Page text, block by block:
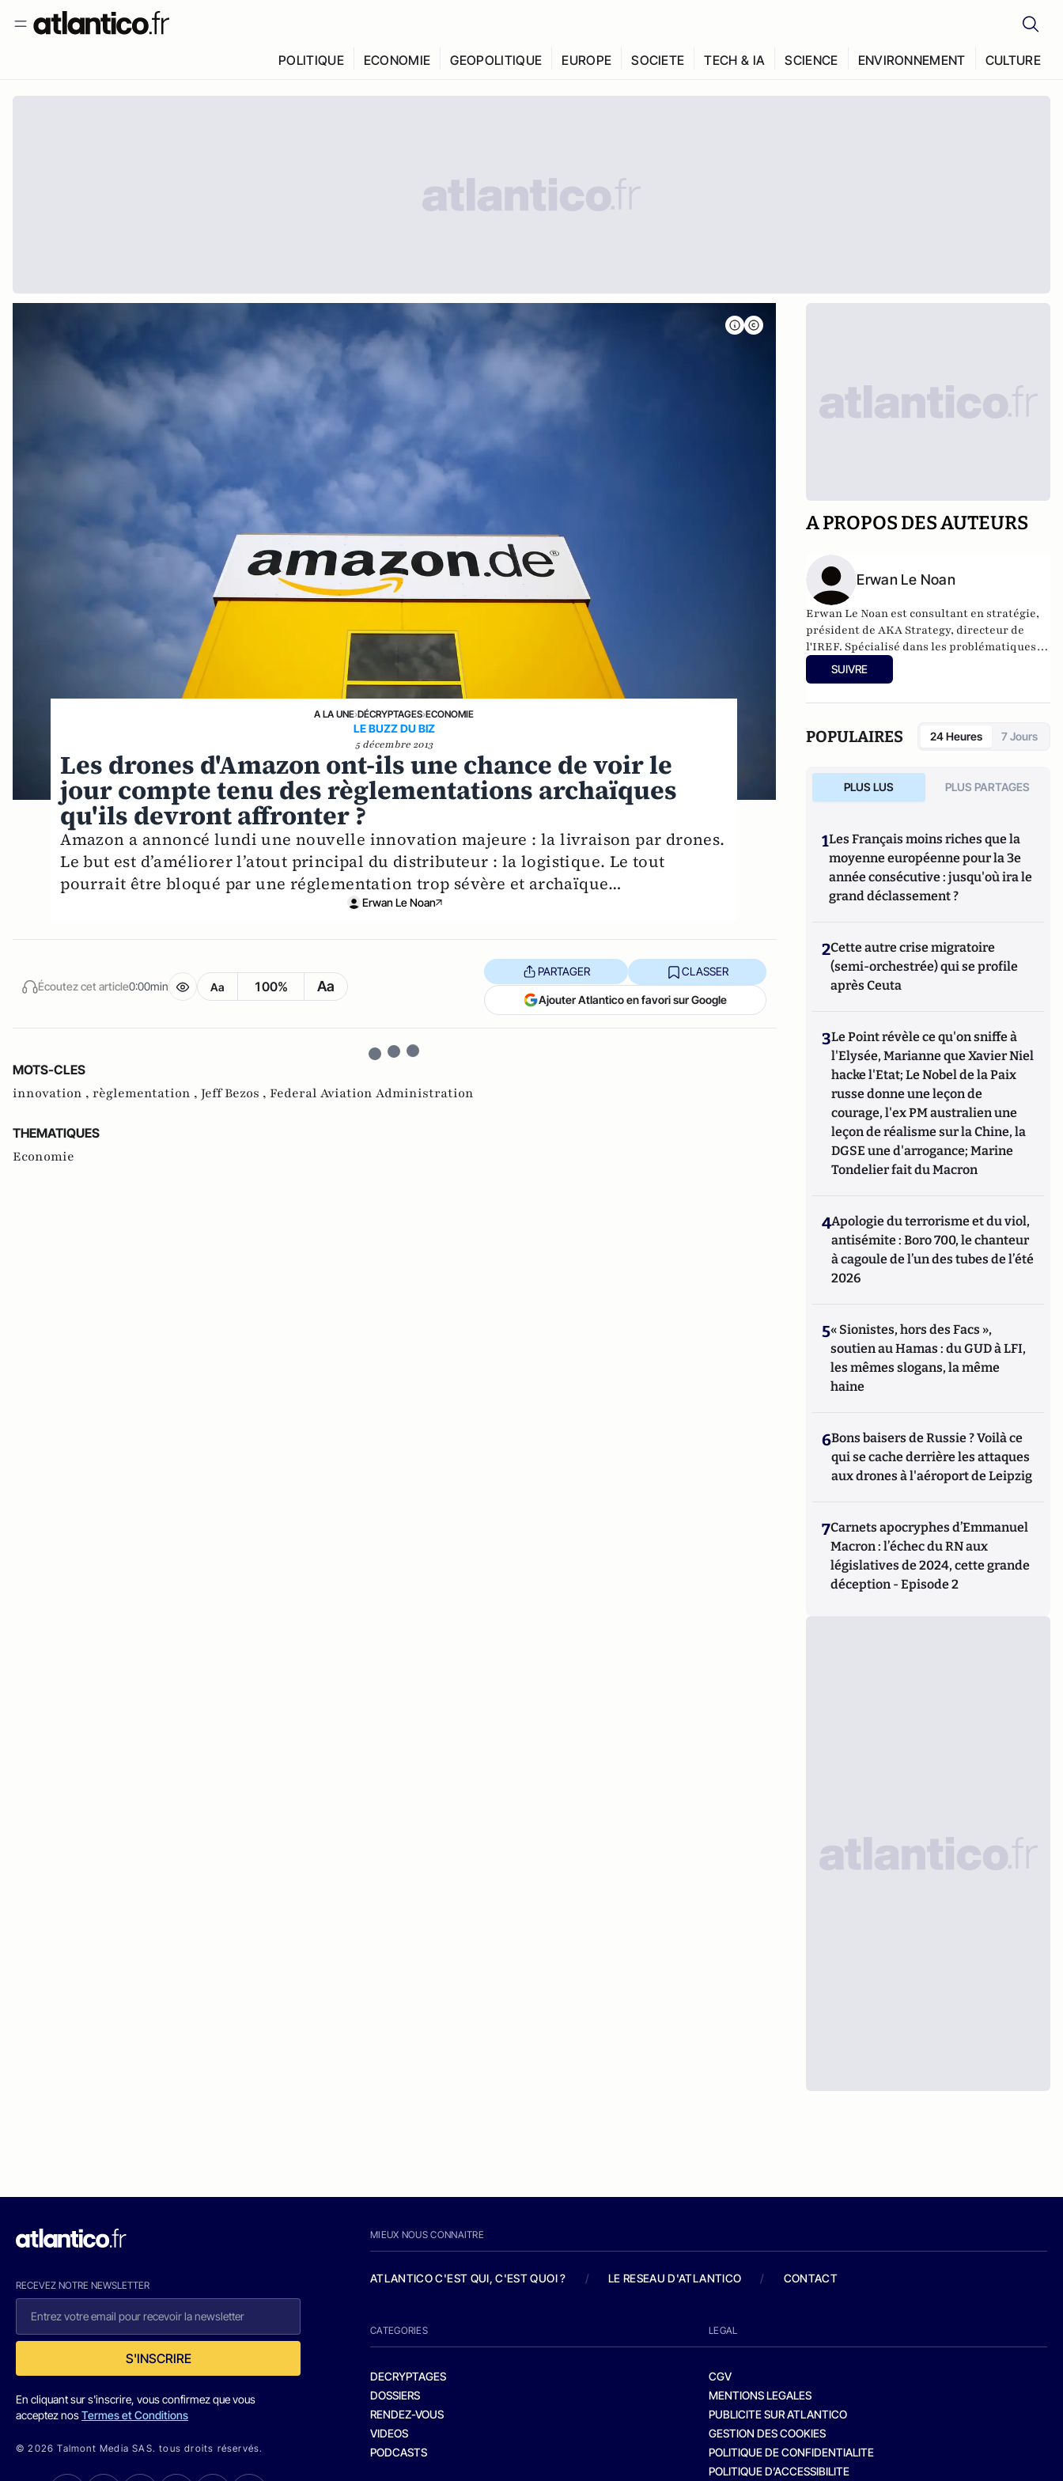
POLITIQUE ECONOMIE GEOPOLITIQUE EUROPE SOCIETE TECH & IA SCIENCE ENVIRONNEMENT CULTURE
A LA UNE›DÉCRYPTAGES›ECONOMIE
LE BUZZ DU BIZ
5 décembre 2013
Les drones d'Amazon ont-ils une chance de voir le
jour compte tenu des règlementations archaïques
qu'ils devront affronter ?
Amazon a annoncé lundi une nouvelle innovation majeure : la livraison par drones.
Le but est d’améliorer l’atout principal du distributeur : la logistique. Le tout
pourrait être bloqué par une réglementation trop sévère et archaïque…
Erwan Le Noan
Écoutez cet article0:00min Aa 100% Aa
PARTAGER CLASSER
Ajouter Atlantico en favori sur Google
MOTS-CLES
innovation , règlementation , Jeff Bezos , Federal Aviation Administration
THEMATIQUES
Economie
A PROPOS DES AUTEURS
Erwan Le Noan
Erwan Le Noan est consultant en stratégie,
président de AKA Strategy, directeur de
l'IREF. Spécialisé dans les problématiques
de régulation et de stratégies d'influence, il
a enseigné le droit et l'économie à Sciences
SUIVRE
POPULAIRES 24 Heures 7 Jours
PLUS LUS PLUS PARTAGES
1Les Français moins riches que la
moyenne européenne pour la 3e
année consécutive : jusqu'où ira le
grand déclassement ?
2Cette autre crise migratoire
(semi-orchestrée) qui se profile
après Ceuta
3Le Point révèle ce qu'on sniffe à
l'Elysée, Marianne que Xavier Niel
hacke l'Etat; Le Nobel de la Paix
russe donne une leçon de
courage, l'ex PM australien une
leçon de réalisme sur la Chine, la
DGSE une d'arrogance; Marine
Tondelier fait du Macron
4Apologie du terrorisme et du viol,
antisémite : Boro 700, le chanteur
à cagoule de l’un des tubes de l’été
2026
5« Sionistes, hors des Facs »,
soutien au Hamas : du GUD à LFI,
les mêmes slogans, la même
haine
6Bons baisers de Russie ? Voilà ce
qui se cache derrière les attaques
aux drones à l'aéroport de Leipzig
7Carnets apocryphes d’Emmanuel
Macron : l’échec du RN aux
législatives de 2024, cette grande
déception - Episode 2
RECEVEZ NOTRE NEWSLETTER
S'INSCRIRE
En cliquant sur s'inscrire, vous confirmez que vous
acceptez nosTermes et Conditions
© 2026 Talmont Media SAS. tous droits réservés.
MIEUX NOUS CONNAITRE
ATLANTICO C'EST QUI, C'EST QUOI ? / LE RESEAU D'ATLANTICO / CONTACT
CATEGORIES
DECRYPTAGES
DOSSIERS
RENDEZ-VOUS
VIDEOS
PODCASTS
LEGAL
CGV
MENTIONS LEGALES
PUBLICITE SUR ATLANTICO
GESTION DES COOKIES
POLITIQUE DE CONFIDENTIALITE
POLITIQUE D’ACCESSIBILITE